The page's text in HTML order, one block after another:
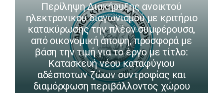
Περίληψη Διακήρυξης ανοικτού
ηλεκτρονικού διαγωνισμού με κριτήριο
κατακύρωσης την πλέον συμφέρουσα,
από οικονομική άποψη, προσφορά με
βάση την τιμή για το έργο με τίτλο:
Κατασκευή νέου καταφύγιου
αδέσποτων ζώων συντροφίας και
διαμόρφωση περιβάλλοντος χώρου